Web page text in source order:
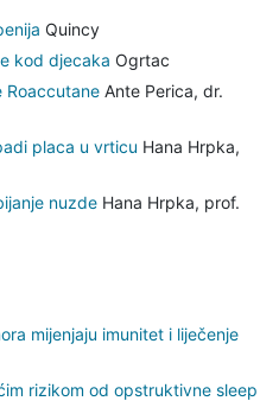
Quincy
kod djecaka Ogrtac
Roaccutane Ante Perica, dr.
placa u vrticu Hana Hrpka,
nuzde Hana Hrpka, prof.
mijenjaju imunitet i liječenje
rizikom od opstruktivne sleep